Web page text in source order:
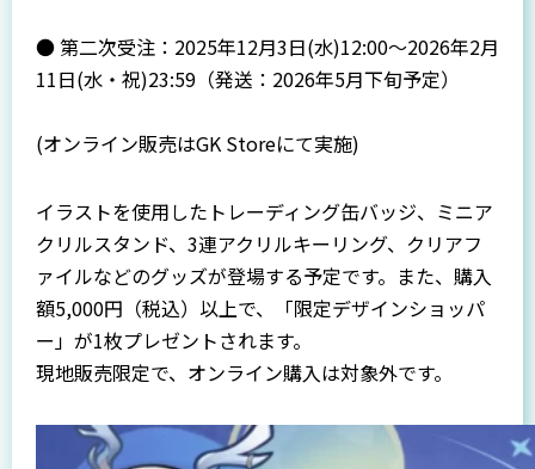
● 第二次受注：2025年12月3日(水)12:00～2026年2月
11日(水・祝)23:59（発送：2026年5月下旬予定）
(オンライン販売はGK Storeにて実施)
イラストを使用したトレーディング缶バッジ、ミニア
クリルスタンド、3連アクリルキーリング、クリアフ
ァイルなどのグッズが登場する予定です。また、購入
額5,000円（税込）以上で、「限定デザインショッパ
ー」が1枚プレゼントされます。
現地販売限定で、オンライン購入は対象外です。